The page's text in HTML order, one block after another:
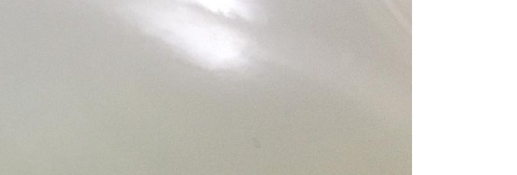
Локальная покраска автомобиля
АВТОМОБИЛЬ